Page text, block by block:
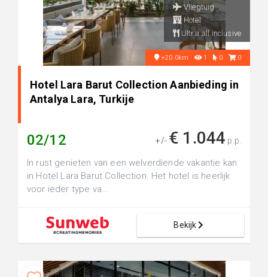
Vliegtuig
Hotel
Ultra all inclusive
+20.0km 1 0 0
Hotel Lara Barut Collection Aanbieding in
Antalya Lara, Turkije
02/12 +/- € 1.044 p.p.
In rust genieten van een welverdiende vakantie kan
in Hotel Lara Barut Collection. Het hotel is heerlijk
voor ieder type va...
Bekijk